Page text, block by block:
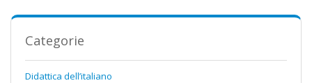
Categorie
Didattica dell’italiano